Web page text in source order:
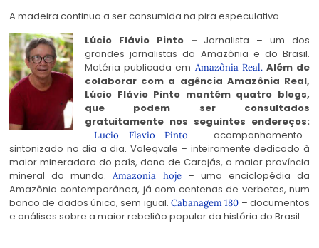
A madeira continua a ser consumida na pira especulativa.
Lúcio Flávio Pinto– Jornalista – um dos
grandes jornalistas da Amazônia e do Brasil.
Matéria publicada em Amazônia Real. Além de
colaborar com a agência Amazônia Real,
Lúcio Flávio Pinto mantém quatro blogs,
que podem ser consultados
gratuitamente nos seguintes endereços:
Lucio Flavio Pinto
– acompanhamento
sintonizado no dia a dia. Valeqvale – inteiramente dedicado à
maior mineradora do país, dona de Carajás, a maior província
mineral do mundo.Amazonia hoje– uma enciclopédia da
Amazônia contemporânea, já com centenas de verbetes, num
banco de dados único, sem igual. Cabanagem 180 – documentos
e análises sobre a maior rebelião popular da história do Brasil.